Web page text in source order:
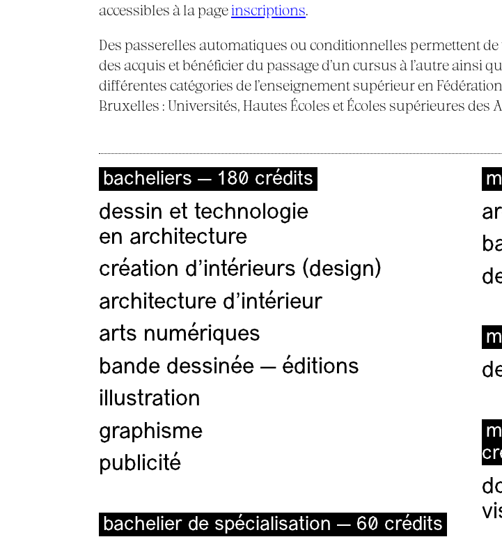
accessibles à la pageinscriptions
Des passerelles automatiques ou conditionnelles permettent
des acquis et bénéficier du passage d’un cursus à l’autre ainsi
différentes catégories de l’enseignement supérieur en
Bruxelles : Universités, Hautes Écoles et Écoles supérieures des
bacheliers — 180 crédits
dessin et technologie
en architecture
création d'intérieurs (design)
architecture d’intérieur
arts numériques
bande dessinée — éditions
illustration
graphisme
publicité
bachelier de spécialisation — 60 crédits